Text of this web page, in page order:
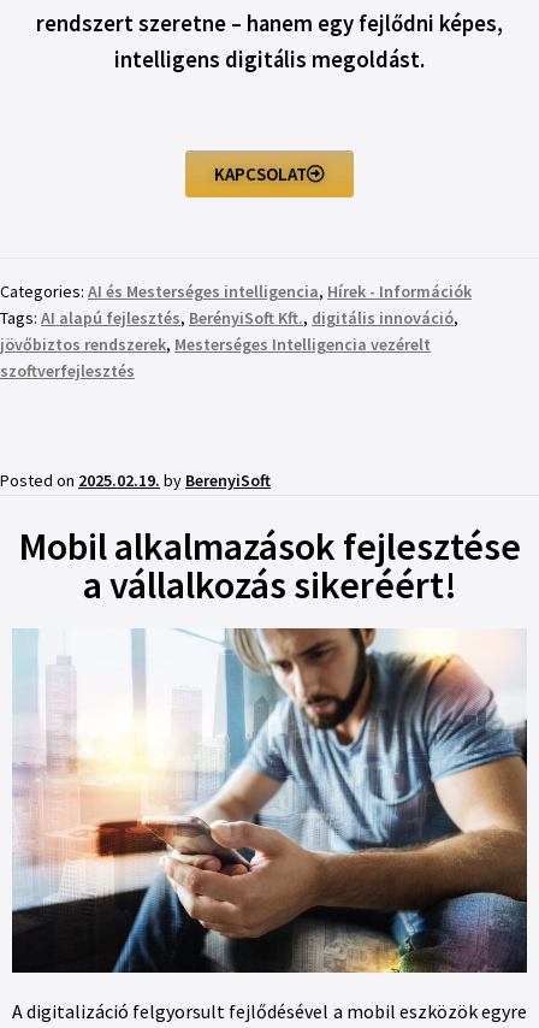
rendszert szeretne – hanem egy fejlődni képes,
intelligens digitális megoldást.
KAPCSOLAT
Categories: AI és Mesterséges intelligencia, Hírek - Információk
Tags: AI alapú fejlesztés, BerényiSoft Kft., digitális innováció,
jövőbiztos rendszerek, Mesterséges Intelligencia vezérelt
szoftverfejlesztés
Posted on 2025.02.19. by BerenyiSoft
Mobil alkalmazások fejlesztése
a vállalkozás sikeréért!
A digitalizáció felgyorsult fejlődésével a mobil eszközök egyre